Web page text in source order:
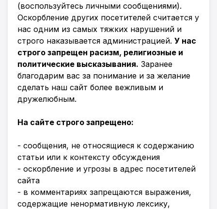
(воспользуйтесь личными сообщениями).
Оскорбление других посетителей считается у
нас одним из самых тяжких нарушений и
строго наказывается администрацией. У нас
строго запрещен расизм, религиозные и
политические высказывания. Заранее
благодарим вас за понимание и за желание
сделать наш сайт более вежливым и
дружелюбным.
На сайте строго запрещено:
- сообщения, не относящиеся к содержанию
статьи или к контексту обсуждения
- оскорбление и угрозы в адрес посетителей
сайта
- в комментариях запрещаются выражения,
содержащие ненормативную лексику,